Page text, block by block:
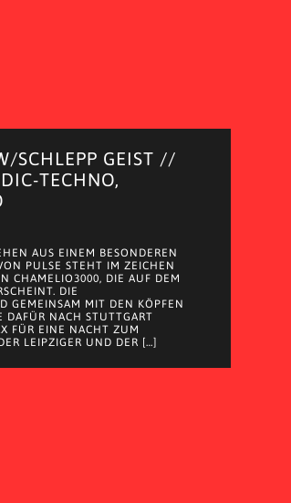
SCHLEPP GEIST //
TECHNO,
AUS EINEM BESONDEREN
PULSE STEHT IM ZEICHEN
CHAMELIO3000, DIE AUF DEM
DIE
GEMEINSAM MIT DEN KÖPFEN
DAFÜR NACH STUTTGART
FÜR EINE NACHT ZUM
LEIPZIGER UND DER […]